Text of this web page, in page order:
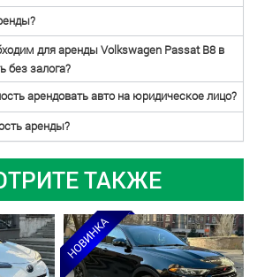
для аренды Volkswagen Passat B8 в
без залога?
арендовать авто на юридическое лицо?
аренды?
ТАКЖЕ